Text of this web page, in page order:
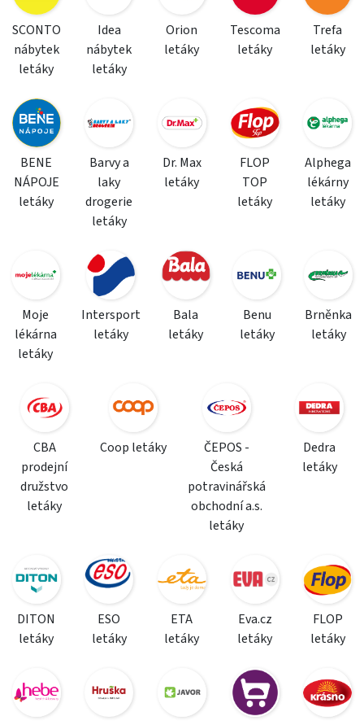
SCONTO
nábytek
letáky
Idea
nábytek
letáky
Orion
letáky
Tescoma
letáky
Trefa
letáky
BENE
NÁPOJE
letáky
Barvy a
laky
drogerie
letáky
Dr. Max
letáky
FLOP
TOP
letáky
Alphega
lékárny
letáky
Moje
lékárna
letáky
Intersport
letáky
Bala
letáky
Benu
letáky
Brněnka
letáky
CBA
prodejní
družstvo
letáky
Coop letáky
ČEPOS -
Česká
potravinářská
obchodní a.s.
letáky
Dedra
letáky
DITON
letáky
ESO
letáky
ETA
letáky
Eva.cz
letáky
FLOP
letáky